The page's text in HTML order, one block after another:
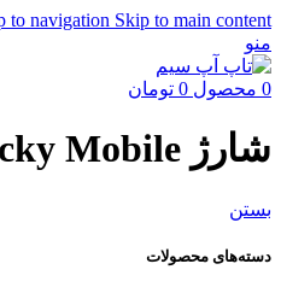
to navigation Skip to main content
منو
0 محصول 0 تومان
شارژ Lucky Mobile کانادا
بستن
دسته‌های محصولات